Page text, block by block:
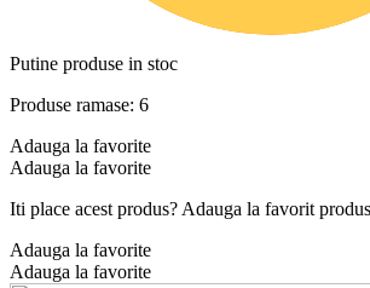
Putine produse in stoc
Produse ramase: 6
Adauga la favorite
Adauga la favorite
Iti place acest produs? Adauga la favorit
Adauga la favorite
Adauga la favorite